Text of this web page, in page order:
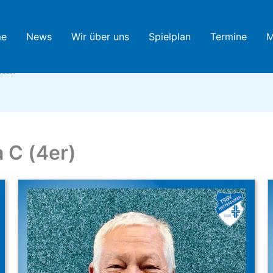
News Wir über uns Spielplan Termine
C (4er)